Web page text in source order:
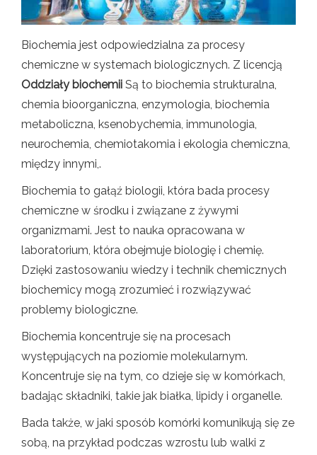
Biochemia jest odpowiedzialna za procesy
chemiczne w systemach biologicznych. Z licencją
Oddziały biochemii Są to biochemia strukturalna,
chemia bioorganiczna, enzymologia, biochemia
metaboliczna, ksenobychemia, immunologia,
neurochemia, chemiotakomia i ekologia chemiczna,
między innymi,.
Biochemia to gałąź biologii, która bada procesy
chemiczne w środku i związane z żywymi
organizmami. Jest to nauka opracowana w
laboratorium, która obejmuje biologię i chemię.
Dzięki zastosowaniu wiedzy i technik chemicznych
biochemicy mogą zrozumieć i rozwiązywać
problemy biologiczne.
Biochemia koncentruje się na procesach
występujących na poziomie molekularnym.
Koncentruje się na tym, co dzieje się w komórkach,
badając składniki, takie jak białka, lipidy i organelle.
Bada także, w jaki sposób komórki komunikują się ze
sobą, na przykład podczas wzrostu lub walki z